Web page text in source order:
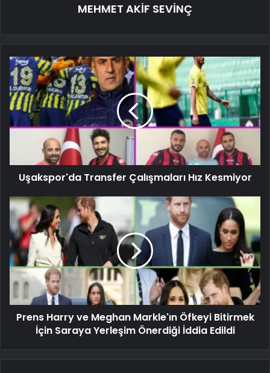
MEHMET AKİF SEVİNÇ
Uşakspor'da Transfer Çalışmaları Hız Kesmiyor
Prens Harry ve Meghan Markle'ın Öfkeyi Bitirmek
İçin Saraya Yerleşim Önerdiği İddia Edildi